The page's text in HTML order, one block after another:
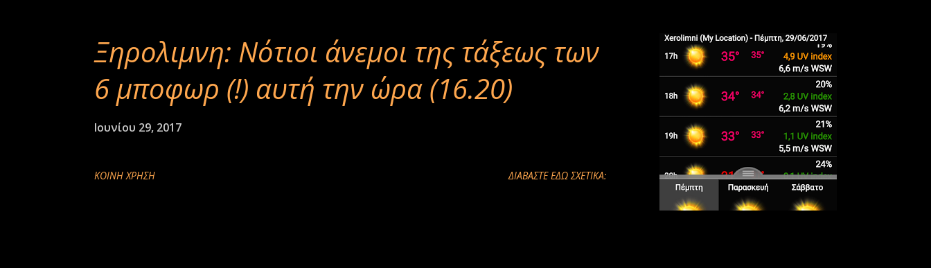
Ξηρολιμνη: Νότιοι άνεμοι της τάξεως των
6 μποφωρ (!) αυτή την ώρα (16.20)
Ιουνίου 29, 2017
ΚΟΙΝΉ ΧΡΉΣΗ ΔΙΑΒΑΣΤΕ ΕΔΩ ΣΧΕΤΙΚΑ: